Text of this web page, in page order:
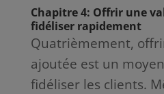
Chapitre 4: Offrir une
fidéliser rapidement
Quatrièmement,
ajoutée est un
fidéliser les clients.